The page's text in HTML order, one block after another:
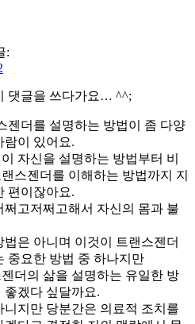
:
댓글을 쓰다가요… ^^;
젠더를 설명하는 방법이 좀 다양
람이 있어요.
자신을 설명하는 방법부터 비
스젠더를 이해하는 방법까지 지
편이잖아요.
쩌고저쩌고해서 자신의 몸과 불
법은 아니며 이것이 트랜스젠더
중요한 방법 중 하나지만
더의 삶을 설명하는 유일한 방
좋겠다 싶달까요.
니지만 당분간은 의료적 조치를